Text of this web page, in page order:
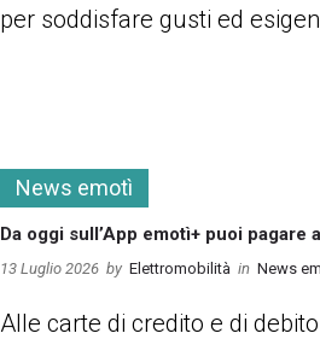
per soddisfare gusti ed
News emotì
Da oggi sull’App emotì+ puoi pagare
13 Luglio 2026 by Elettromobilità in News
Alle carte di credito e di